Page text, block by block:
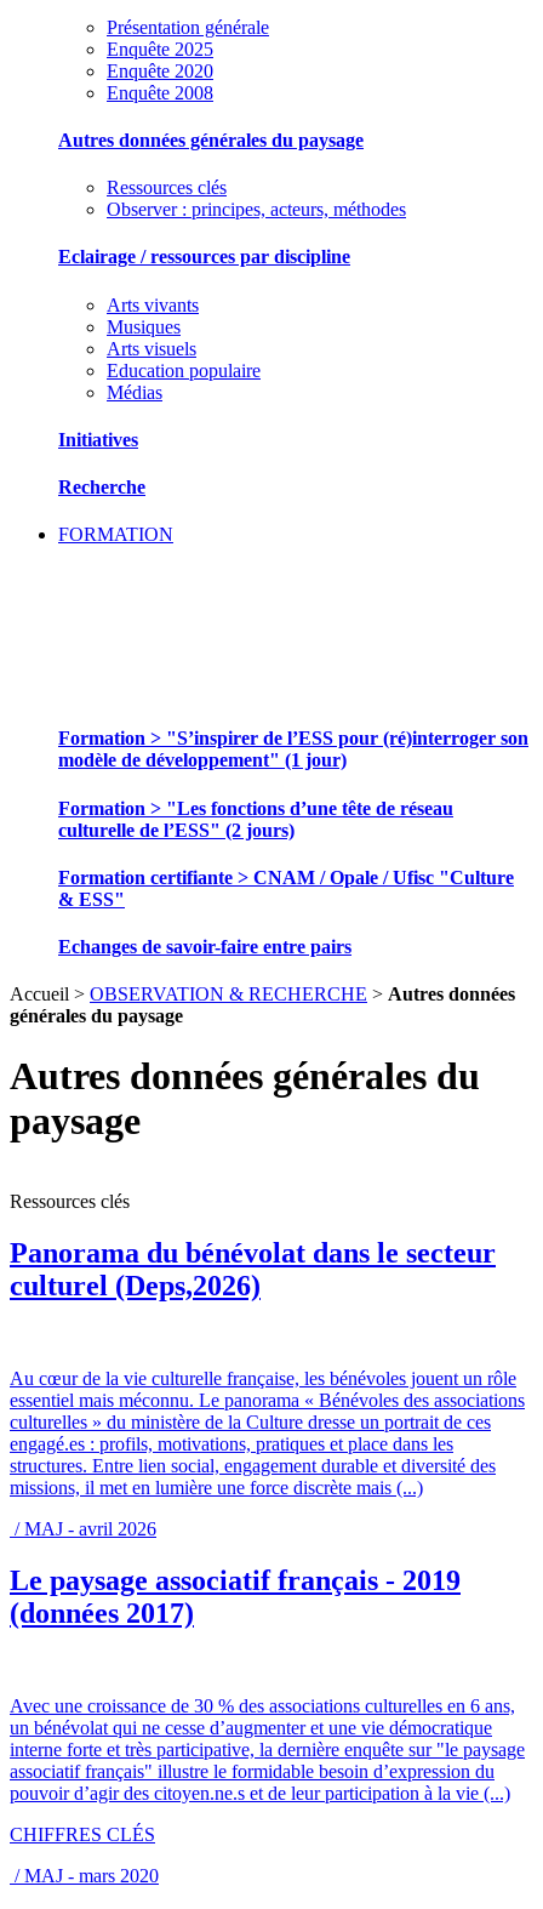
Présentation générale
Enquête 2025
Enquête 2020
Enquête 2008
Autres données générales du paysage
Ressources clés
Observer : principes, acteurs, méthodes
Eclairage / ressources par discipline
Arts vivants
Musiques
Arts visuels
Education populaire
Médias
Initiatives
Recherche
FORMATION
Formation > "S’inspirer de l’ESS pour (ré)interroger son
modèle de développement" (1 jour)
Formation > "Les fonctions d’une tête de réseau
culturelle de l’ESS" (2 jours)
Formation certifiante > CNAM / Opale / Ufisc "Culture
& ESS"
Echanges de savoir-faire entre pairs
Accueil > OBSERVATION & RECHERCHE > Autres données
générales du paysage
Autres données générales du
paysage
Ressources clés
Panorama du bénévolat dans le secteur
culturel (Deps,2026)
Au cœur de la vie culturelle française, les bénévoles jouent un rôle
essentiel mais méconnu. Le panorama « Bénévoles des associations
culturelles » du ministère de la Culture dresse un portrait de ces
engagé.es : profils, motivations, pratiques et place dans les
structures. Entre lien social, engagement durable et diversité des
missions, il met en lumière une force discrète mais (...)
/ MAJ - avril 2026
Le paysage associatif français - 2019
(données 2017)
Avec une croissance de 30 % des associations culturelles en 6 ans,
un bénévolat qui ne cesse d’augmenter et une vie démocratique
interne forte et très participative, la dernière enquête sur "le paysage
associatif français" illustre le formidable besoin d’expression du
pouvoir d’agir des citoyen.ne.s et de leur participation à la vie (...)
CHIFFRES CLÉS
/ MAJ - mars 2020